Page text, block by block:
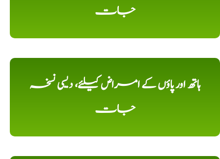
جات
ہاتھ اور پاؤں کے امراض کیلئے، دیسی نسخہ
جات